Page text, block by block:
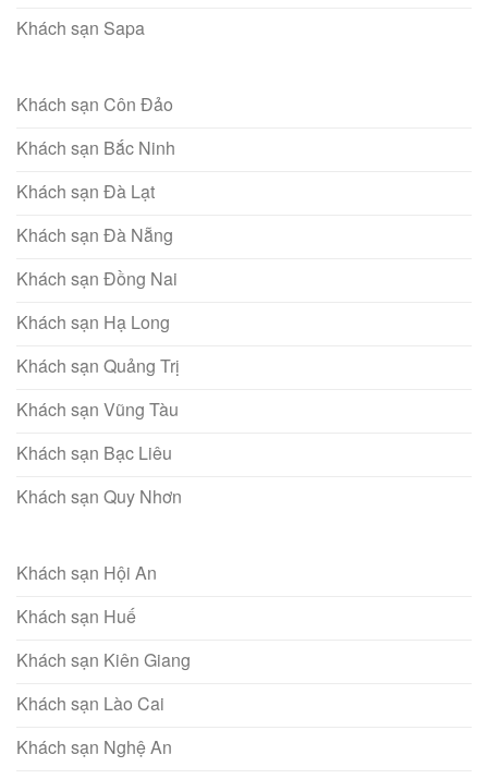
Khách sạn Sapa
Khách sạn Côn Đảo
Khách sạn Bắc Ninh
Khách sạn Đà Lạt
Khách sạn Đà Nẵng
Khách sạn Đồng Nai
Khách sạn Hạ Long
Khách sạn Quảng Trị
Khách sạn Vũng Tàu
Khách sạn Bạc Liêu
Khách sạn Quy Nhơn
Khách sạn Hội An
Khách sạn Huế
Khách sạn Kiên Giang
Khách sạn Lào Cai
Khách sạn Nghệ An